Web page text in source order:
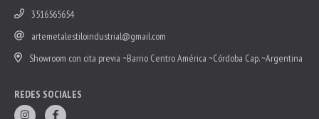
3516565654
artemetalestiloindustrial@gmail.com
Showroom con cita previa ~Barrio Centro América ~Córdoba Cap. ~Argentina
REDES SOCIALES